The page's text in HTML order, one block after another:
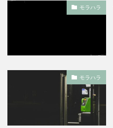
モラハラ
モラハラ